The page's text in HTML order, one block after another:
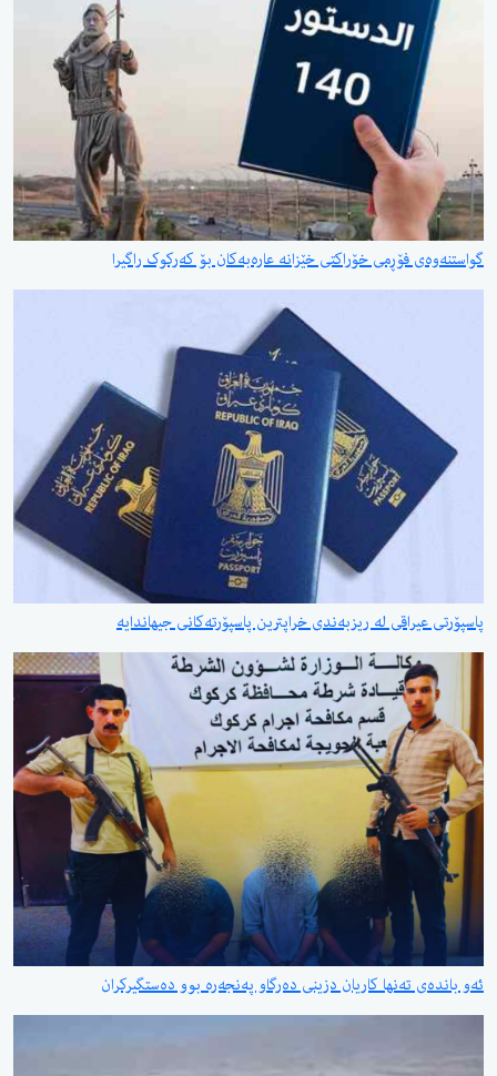
گواستنەوەی فۆڕمی خۆراکتی خێزانە عارەبەکان بۆ کەرکوک راگیرا
پاسپۆرتی عیراقی لە ریزبەندی خراپترین پاسپۆرتەکانی جیهاندایە
ئەو باندەی تەنها کاریان دزینی دەرگاو پەنجەرە بوو دەستگیرکران